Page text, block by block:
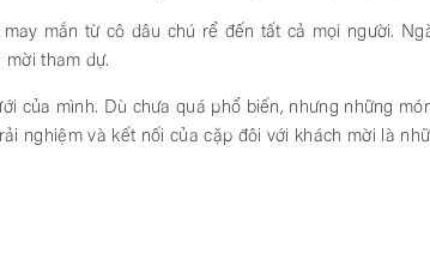
mắn từ cô dâu chú rể đến tất cả mọi người.
tham dự.
của mình. Dù chưa quá phổ biến, nhưng những
nghiệm và kết nối của cặp đôi với khách mời là